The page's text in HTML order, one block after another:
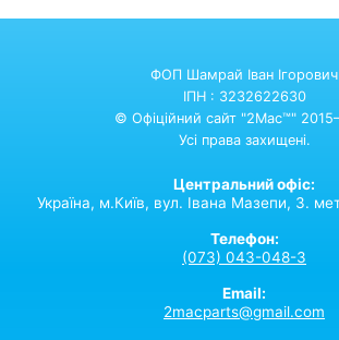
ФОП Шамрай Іван Ігорович
ІПН : 3232622630
© Офіційний сайт "2Mac™"
Усі права захищені.
Центральний офіс:
Україна, м.Київ, вул. Івана Мазепи, 3.
Телефон:
(073) 043-048-3
Email:
2macparts@gmail.com